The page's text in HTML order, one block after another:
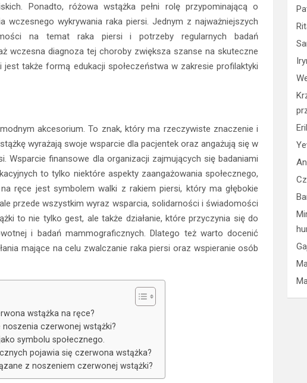
Ponadto, różowa wstążka pełni rolę przypominającą o
wykrywania raka piersi. Jednym z najważniejszych
na temat raka piersi i potrzeby regularnych badań
wczesna diagnoza tej choroby zwiększa szanse na skuteczne
także formą edukacji społeczeństwa w zakresie profilaktyki
akcesorium. To znak, który ma rzeczywiste znaczenie i
wyrażają swoje wsparcie dla pacjentek oraz angażują się w
Wsparcie finansowe dla organizacji zajmujących się badaniami
to tylko niektóre aspekty zaangażowania społecznego,
ręce jest symbolem walki z rakiem piersi, który ma głębokie
przede wszystkim wyraz wsparcia, solidarności i świadomości
to nie tylko gest, ale także działanie, które przyczynia się do
i badań mammograficznych. Dlatego też warto docenić
mające na celu zwalczanie raka piersi oraz wspieranie osób
wstążka na ręce?
czerwonej wstążki?
symbolu społecznego.
pojawia się czerwona wstążka?
z noszeniem czerwonej wstążki?